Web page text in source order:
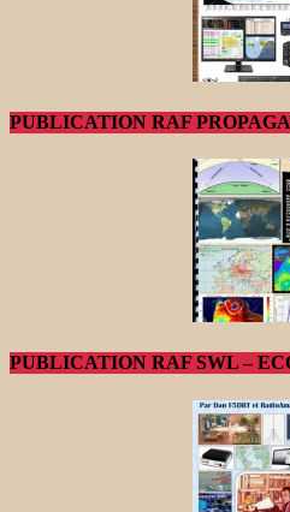
PUBLICATION RAF
PUBLICATION RAF SWL –